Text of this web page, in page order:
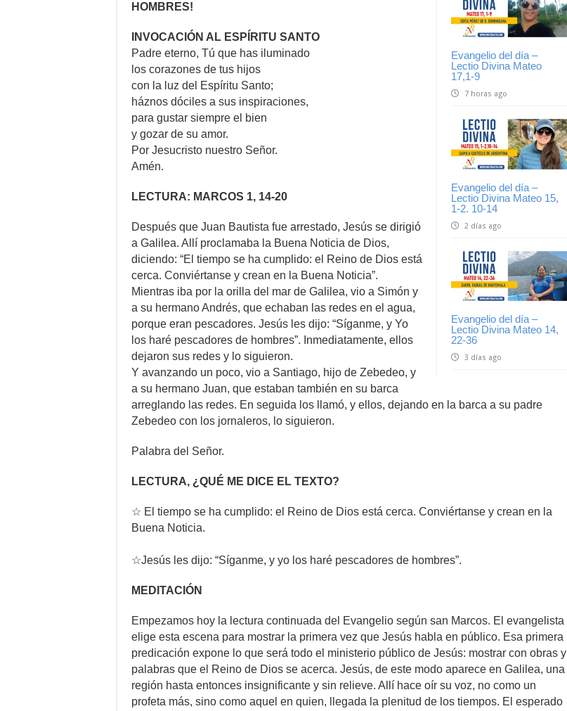
Evangelio del día –
Lectio Divina Mateo
17,1-9
7 horas ago
Evangelio del día –
Lectio Divina Mateo 15,
1-2. 10-14
2 días ago
Evangelio del día –
Lectio Divina Mateo 14,
22-36
3 días ago
HOMBRES!
INVOCACIÓN AL ESPÍRITU SANTO
Padre eterno, Tú que has iluminado
los corazones de tus hijos
con la luz del Espíritu Santo;
háznos dóciles a sus inspiraciones,
para gustar siempre el bien
y gozar de su amor.
Por Jesucristo nuestro Señor.
Amén.
LECTURA: MARCOS 1, 14-20
Después que Juan Bautista fue arrestado, Jesús se dirigió
a Galilea. Allí proclamaba la Buena Noticia de Dios,
diciendo: “El tiempo se ha cumplido: el Reino de Dios está
cerca. Conviértanse y crean en la Buena Noticia”.
Mientras iba por la orilla del mar de Galilea, vio a Simón y
a su hermano Andrés, que echaban las redes en el agua,
porque eran pescadores. Jesús les dijo: “Síganme, y Yo
los haré pescadores de hombres”. Inmediatamente, ellos
dejaron sus redes y lo siguieron.
Y avanzando un poco, vio a Santiago, hijo de Zebedeo, y
a su hermano Juan, que estaban también en su barca
arreglando las redes. En seguida los llamó, y ellos, dejando en la barca a su padre
Zebedeo con los jornaleros, lo siguieron.
Palabra del Señor.
LECTURA, ¿QUÉ ME DICE EL TEXTO?
☆ El tiempo se ha cumplido: el Reino de Dios está cerca. Conviértanse y crean en la
Buena Noticia.
☆Jesús les dijo: “Síganme, y yo los haré pescadores de hombres”.
MEDITACIÓN
Empezamos hoy la lectura continuada del Evangelio según san Marcos. El evangelista
elige esta escena para mostrar la primera vez que Jesús habla en público. Esa primera
predicación expone lo que será todo el ministerio público de Jesús: mostrar con obras y
palabras que el Reino de Dios se acerca. Jesús, de este modo aparece en Galilea, una
región hasta entonces insignificante y sin relieve. Allí hace oír su voz, no como un
profeta más, sino como aquel en quien, llegada la plenitud de los tiempos. El esperado